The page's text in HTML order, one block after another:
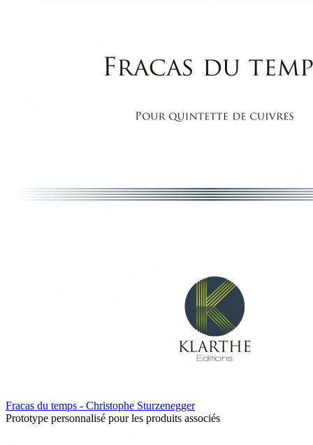
Fracas du temps - Christophe Sturzenegger
Prototype personnalisé pour les produits associés